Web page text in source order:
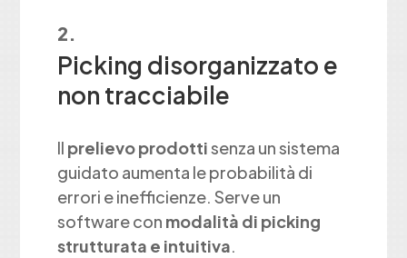
Picking disorganizzato e
non tracciabile
Il prelievo prodottisenza un sistema
guidato aumenta le probabilità di
errori e inefficienze. Serve un
software con modalità di picking
strutturata e intuitiva.